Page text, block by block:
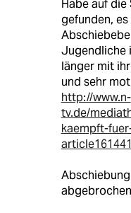
Habe auf die
gefunden,
Jugendliche
länger mit
und sehr
http://www.n-
tv.de/
kaempft-